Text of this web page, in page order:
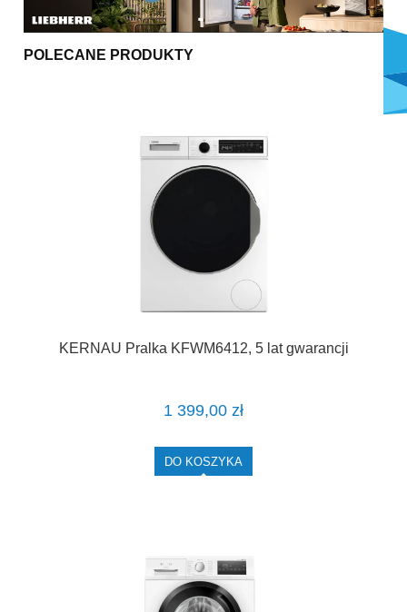
POLECANE PRODUKTY
KERNAU Pralka KFWM6412, 5 lat gwarancji
1 399,00 zł
DO KOSZYKA